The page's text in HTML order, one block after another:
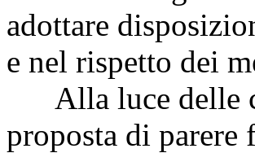
adottare
e nel rispetto dei
Alla luce delle
proposta di